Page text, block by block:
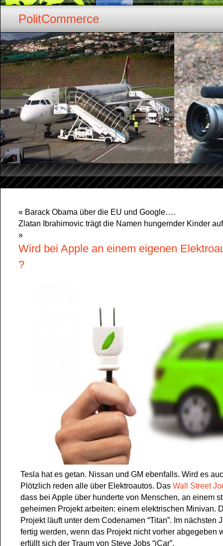
PolitCommerce
« Barack Obama über die EU und Google….
Zlatan Ibrahimovic trägt die Namen hungernder Kinder
»
Wird bei Apple an einem eigenen
?
Tesla hat es getan. Nissan und GM ebenfalls. Wird es
Plötzlich reden alle über Elektroautos. Das Wall Street
dass bei Apple über hunderte von Menschen, an einem
geheimen Projekt arbeiten: einem elektrischen Minivan.
Projekt läuft unter dem Codenamen “Titan”. Im nächsten
fertig werden, wenn das Projekt nicht vorher abgegeben
erfüllt sich der Traum von Steve Jobs “iCar”.